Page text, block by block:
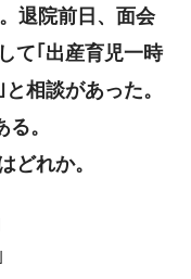
の留意点
退院前日、面会
て｢出産育児一時
相談があった。
。
どれか。